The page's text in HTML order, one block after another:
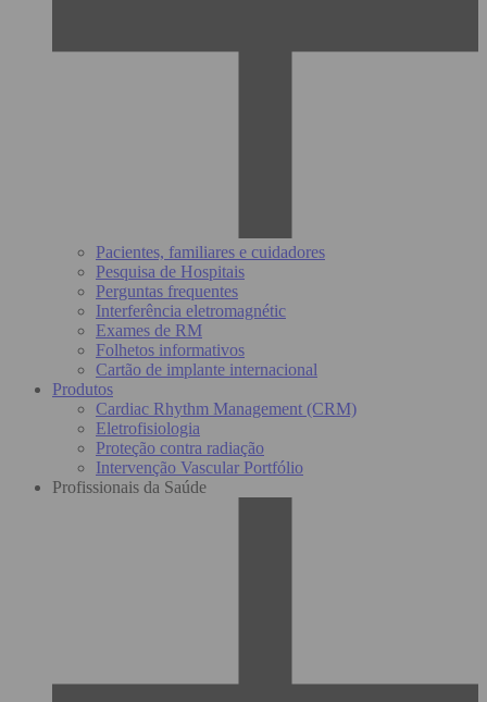
Pacientes, familiares e cuidadores
Pesquisa de Hospitais
Perguntas frequentes
Interferência eletromagnétic
Exames de RM
Folhetos informativos
Cartão de implante internacional
Produtos
Cardiac Rhythm Management (CRM)
Eletrofisiologia
Proteção contra radiação
Intervenção Vascular Portfólio
Profissionais da Saúde